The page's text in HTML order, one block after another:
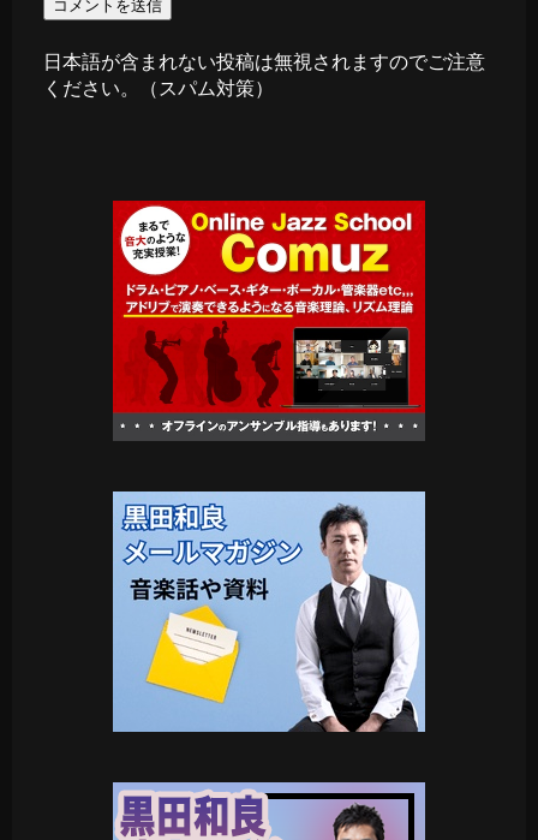
日本語が含まれない投稿は無視されますのでご注意
ください。（スパム対策）